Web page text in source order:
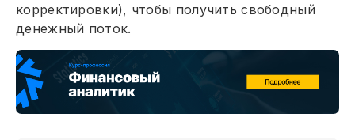
корректировки), чтобы получить свободный
денежный поток.